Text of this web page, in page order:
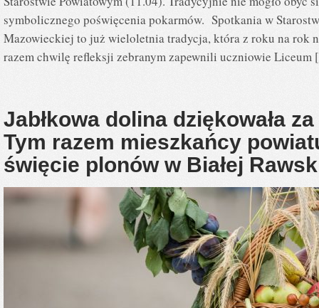
symbolicznego poświęcenia pokarmów. Spotkania w
Mazowieckiej to już wieloletnia tradycja, która z roku na rok
razem chwilę refleksji zebranym zapewnili uczniowie
Jabłkowa dolina dziękowała
Tym razem mieszkańcy
święcie plonów w Białej